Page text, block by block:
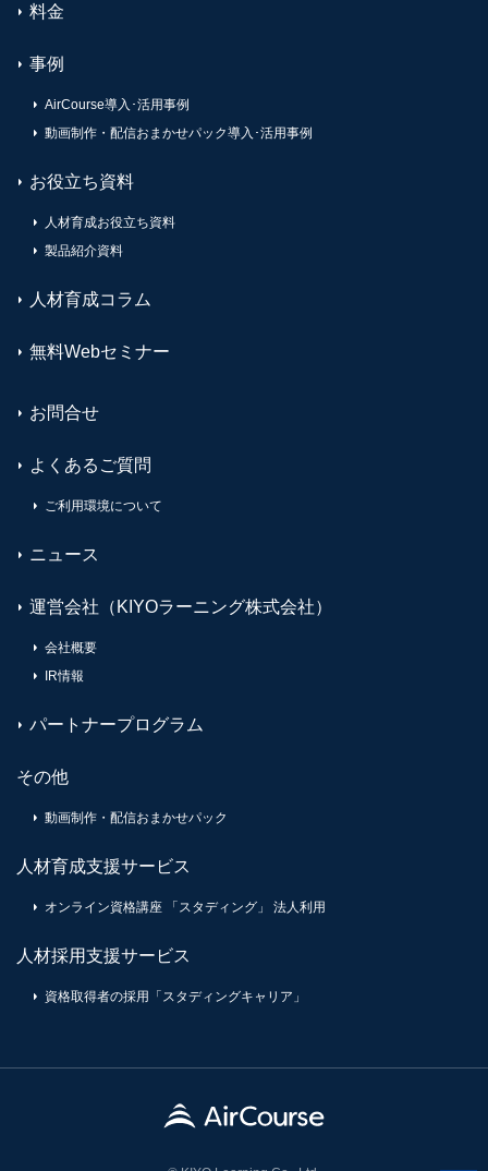
料金
事例
AirCourse導入･活用事例
動画制作・配信おまかせパック導入･活用事例
お役立ち資料
人材育成お役立ち資料
製品紹介資料
人材育成コラム
無料Webセミナー
お問合せ
よくあるご質問
ご利用環境について
ニュース
運営会社（KIYOラーニング株式会社）
会社概要
IR情報
パートナープログラム
その他
動画制作・配信おまかせパック
人材育成支援サービス
オンライン資格講座 「スタディング」 法人利用
人材採用支援サービス
資格取得者の採用「スタディングキャリア」